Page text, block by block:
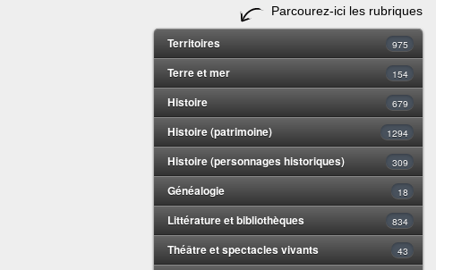
Parcourez-ici les rubriques
Territoires 975
Terre et mer 154
Histoire 679
Histoire (patrimoine) 1294
Histoire (personnages historiques) 309
Généalogie 18
Littérature et bibliothèques 834
Théâtre et spectacles vivants 43